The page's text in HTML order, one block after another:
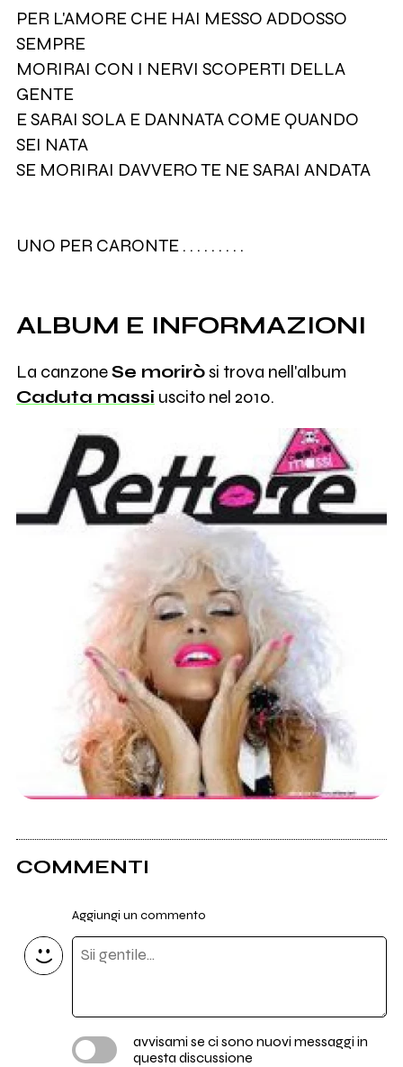
PER L'AMORE CHE HAI MESSO ADDOSSO
SEMPRE
MORIRAI CON I NERVI SCOPERTI DELLA
GENTE
E SARAI SOLA E DANNATA COME QUANDO
SEI NATA
SE MORIRAI DAVVERO TE NE SARAI ANDATA
UNO PER CARONTE . . . . . . . . .
ALBUM E INFORMAZIONI
La canzoneSe moriròsi trova nell'album
Caduta massi uscito nel 2010.
COMMENTI
Aggiungi un commento
avvisami se ci sono nuovi messaggi in
questa discussione